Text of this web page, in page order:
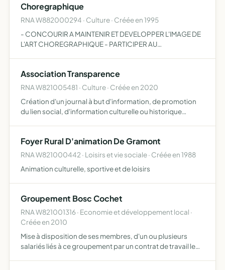
Choregraphique
RNA W882000294 · Culture · Créée en 1995
- CONCOURIR A MAINTENIR ET DEVELOPPER L'IMAGE DE
L'ART CHOREGRAPHIQUE - PARTICIPER AU
DOIVENT APPORTER A TRAVERS LES REGIONS VERS UN
P…
Association Transparence
RNA W821005481 · Culture · Créée en 2020
Création d'un journal à but d'information, de promotion
du lien social, d'information culturelle ou historique
Foyer Rural D'animation De Gramont
RNA W821000442 · Loisirs et vie sociale · Créée en 1988
Animation culturelle, sportive et de loisirs
Groupement Bosc Cochet
RNA W821001316 · Economie et développement local ·
Créée en 2010
Mise à disposition de ses membres, d'un ou plusieurs
salariés liés à ce groupement par un contrat de travail le